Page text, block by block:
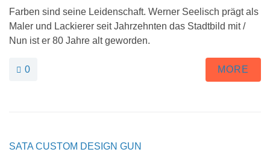
Farben sind seine Leidenschaft. Werner Seelisch prägt als
Maler und Lackierer seit Jahrzehnten das Stadtbild mit /
Nun ist er 80 Jahre alt geworden.
0 MORE
SATA CUSTOM DESIGN GUN